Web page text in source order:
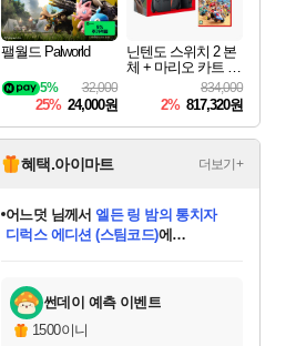
팰월드 Palworld
32,000
5%
25% 24,000원
닌텐도 스위치 2 본
체 + 마리오 카트 월
드 + 포켓몬 포코피
아 번들
834,000
2% 817,320원
혜택.아이마트 더보기+
당첨되셨습니다.
당첨되셨습니다.
어느덧 님께서엘든 링 밤의 통치자
디럭스 에디션 (스팀코드)에
당첨되셨습니다.
에디션 (스팀코드)를 교환.
당첨되셨습니다.
당첨되셨습니다.
당첨되셨습니다.
당첨되셨습니다.
썬데이 예측 이벤트
1500이니